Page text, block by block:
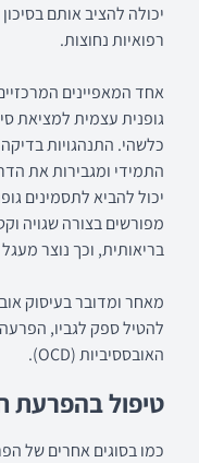
יכולה להציב אותם
רפואיות נחוצות.
אחד המאפיינים
גופנית עצמית למציאת
כלשהי. התנהגויות
התמידי ומגבירות את
יכול להביא לתסמינים
מפורשים בצורה שגויה
בריאותית, וכך נוצר
מאחר ומדובר בעיסוק
להטיל ספק לגביו,
האובססיביות (OCD).
טיפול בהפרעת
כמו בסוגים אחרים של